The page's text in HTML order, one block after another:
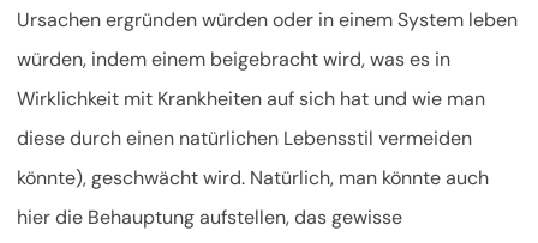
Ursachen ergründen würden oder in einem System leben
würden, indem einem beigebracht wird, was es in
Wirklichkeit mit Krankheiten auf sich hat und wie man
diese durch einen natürlichen Lebensstil vermeiden
könnte), geschwächt wird. Natürlich, man könnte auch
hier die Behauptung aufstellen, das gewisse